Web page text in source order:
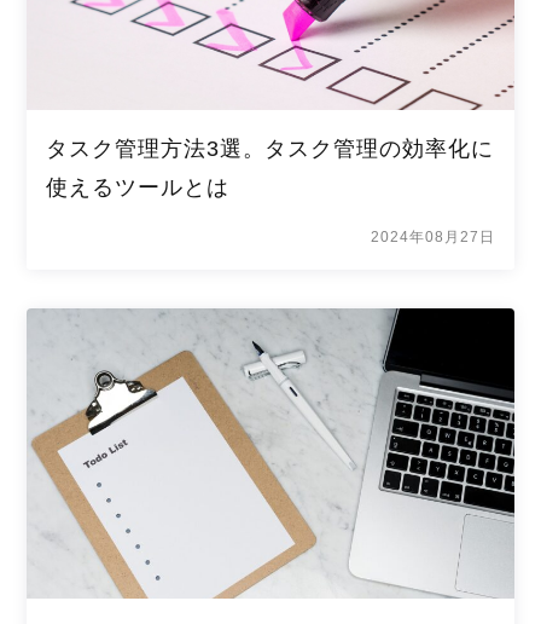
タスク管理方法3選。タスク管理の効率化に
使えるツールとは
2024年08月27日